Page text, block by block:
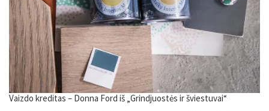
Vaizdo kreditas – Donna Ford iš „Grindjuostės ir šviestuvai“